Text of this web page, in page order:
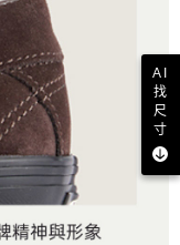
AI
找
尺
寸